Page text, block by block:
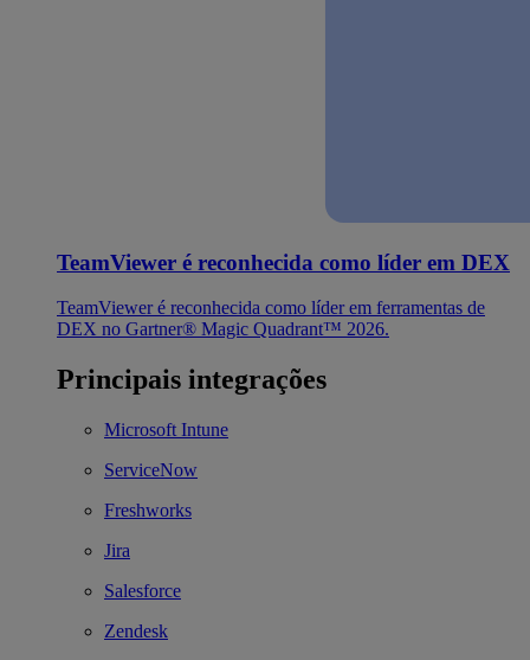
TeamViewer é reconhecida como líder em DEX
TeamViewer é reconhecida como líder em ferramentas de
DEX no Gartner® Magic Quadrant™ 2026.
Principais integrações
Microsoft Intune
ServiceNow
Freshworks
Jira
Salesforce
Zendesk